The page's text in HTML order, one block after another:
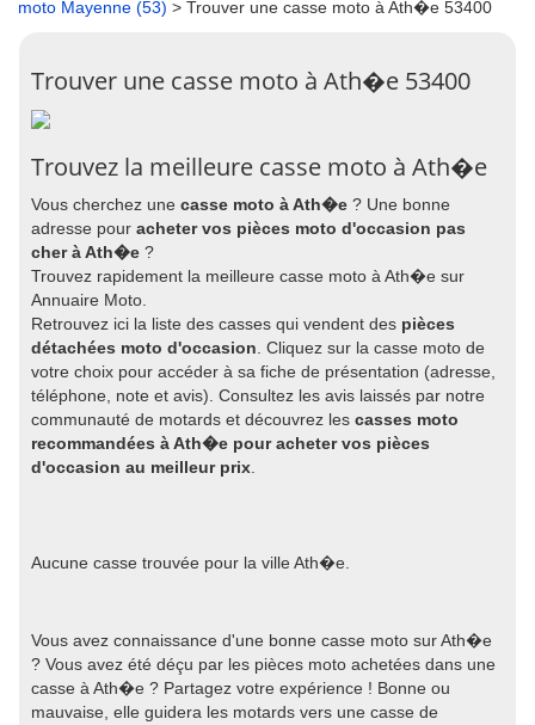
moto Mayenne (53) > Trouver une casse moto à Ath�e 53400
Trouver une casse moto à Ath�e 53400
Trouvez la meilleure casse moto à Ath�e
Vous cherchez une casse moto à Ath�e ? Une bonne
adresse pour acheter vos pièces moto d'occasion pas
cher à Ath�e ?
Trouvez rapidement la meilleure casse moto à Ath�e sur
Annuaire Moto.
Retrouvez ici la liste des casses qui vendent des pièces
détachées moto d'occasion . Cliquez sur la casse moto de
votre choix pour accéder à sa fiche de présentation (adresse,
téléphone, note et avis). Consultez les avis laissés par notre
communauté de motards et découvrez les casses moto
recommandées à Ath�e pour acheter vos pièces
d'occasion au meilleur prix
Aucune casse trouvée pour la ville Ath�e.
Vous avez connaissance d'une bonne casse moto sur Ath�e
? Vous avez été déçu par les pièces moto achetées dans une
casse à Ath�e ? Partagez votre expérience ! Bonne ou
mauvaise, elle guidera les motards vers une casse de